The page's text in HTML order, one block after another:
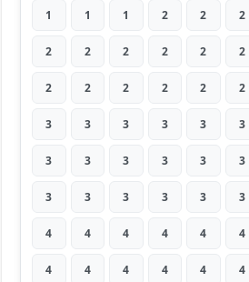
1 1 1 2 2 2
2 2 2 2 2 2
2 2 2 2 2 2
3 3 3 3 3 3
3 3 3 3 3 3
3 3 3 3 3 3
4 4 4 4 4 4
4 4 4 4 4 4